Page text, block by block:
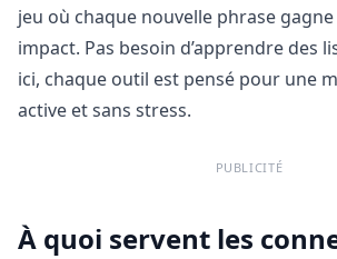
jeu où chaque nouvelle phrase
impact. Pas besoin d’apprendre des
ici, chaque outil est pensé pour une
active et sans stress.
PUBLICITÉ
À quoi servent les